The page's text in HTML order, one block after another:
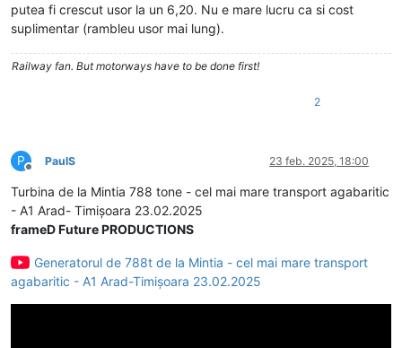
putea fi crescut usor la un 6,20. Nu e mare lucru ca si cost
suplimentar (rambleu usor mai lung).
Railway fan. But motorways have to be done first!
2
P
Deconectat
PaulS 23 feb. 2025, 18:00
Turbina de la Mintia 788 tone - cel mai mare transport agabaritic
- A1 Arad- Timișoara 23.02.2025
frameD Future PRODUCTIONS
Generatorul de 788t de la Mintia - cel mai mare transport
agabaritic - A1 Arad-Timișoara 23.02.2025